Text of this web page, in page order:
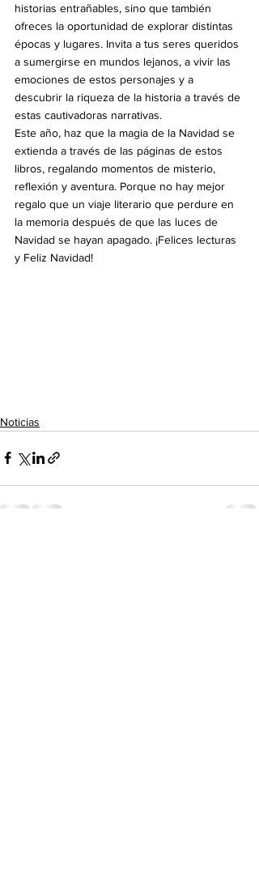
historias entrañables, sino que también
ofreces la oportunidad de explorar distintas
épocas y lugares. Invita a tus seres queridos
a sumergirse en mundos lejanos, a vivir las
emociones de estos personajes y a
descubrir la riqueza de la historia a través de
estas cautivadoras narrativas.
Este año, haz que la magia de la Navidad se
extienda a través de las páginas de estos
libros, regalando momentos de misterio,
reflexión y aventura. Porque no hay mejor
regalo que un viaje literario que perdure en
la memoria después de que las luces de
Navidad se hayan apagado. ¡Felices lecturas
y Feliz Navidad!
Noticias